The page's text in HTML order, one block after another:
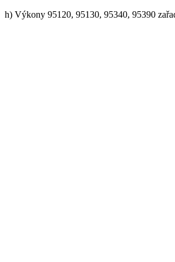
h) Výkony 95120, 95130, 95340, 95390